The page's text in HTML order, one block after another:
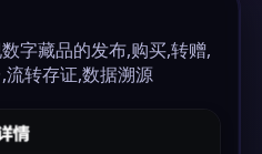
字藏品的发布,购买,转赠,
转存证,数据溯源